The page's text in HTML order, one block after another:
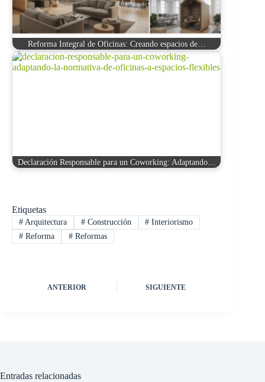
Reforma Integral de Oficinas: Creando espacios de…
Declaración Responsable para un Coworking: Adaptando…
Etiquetas
#Arquitectura #Construcción # Interiorismo
#Reforma #Reformas
ANTERIOR SIGUIENTE
Entradas relacionadas